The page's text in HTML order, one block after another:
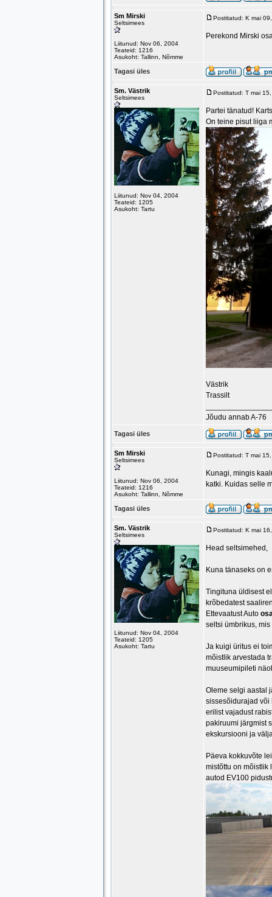
Sm Mirski
Seltsimees
Liitunud: Nov 06, 2004
Teateid: 1216
Asukoht: Tallinn, Nõmme
Postitatud: K mai
Perekond Mirski
Tagasi üles
Sm. Västrik
Seltsimees
Liitunud: Nov 04, 2004
Teateid: 1205
Asukoht: Tartu
Postitatud: T mai
Partei tänatud!
On teine pisut liiga
Västrik
Trassilt
Jõudu annab A-76
Tagasi üles
Sm Mirski
Seltsimees
Liitunud: Nov 06, 2004
Teateid: 1216
Asukoht: Tallinn, Nõmme
Postitatud: T mai
Kunagi, mingis
katki. Kuidas selle
Tagasi üles
Sm. Västrik
Seltsimees
Liitunud: Nov 04, 2004
Teateid: 1205
Asukoht: Tartu
Postitatud: K mai
Head seltsimehed,
Kuna tänaseks on
Tingituna üldisest
krõbedatest
Ettevaatust Auto
seltsi ümbrikus,
Ja kuigi üritus ei
mõistlik arvestada
muuseumipileti
Oleme selgi aastal
sissesõidurajad või
erilist vajadust
pakiruumi järgmist
ekskursiooni ja
Päeva kokkuvõte
mistõttu on mõistlik
autod EV100